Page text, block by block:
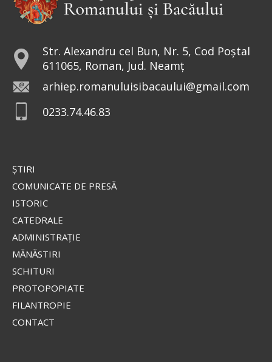
Sfântul Sfinţit Mucenic Narcis,
Cinstirea Sfintei Icoane a
îmbrăcată într-o mantie roșie strălucitoare și un
Fraților, lauda noastră aceasta este: mărturia
conștiinței noastre că am umblat în lume, și mai
Str. Alexandru cel Bun, Nr. 5, Cod Poștal
611065, Roman, Jud. Neamț
arhiep.romanuluisibacaului@gmail.com
0233.74.46.83
ŞTIRI
COMUNICATE DE PRESĂ
ISTORIC
CATEDRALE
ADMINISTRAŢIE
MĂNĂSTIRI
SCHITURI
PROTOPOPIATE
FILANTROPIE
CONTACT